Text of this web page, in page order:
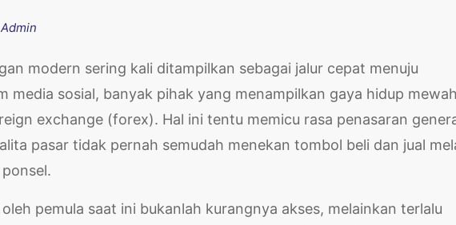
Admin
modern sering kali ditampilkan sebagai jalur cepat menuju
media sosial, banyak pihak yang menampilkan gaya hidup mewah
exchange (forex). Hal ini tentu memicu rasa penasaran
pasar tidak pernah semudah menekan tombol beli dan jual
pemula saat ini bukanlah kurangnya akses, melainkan terlalu